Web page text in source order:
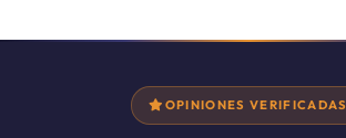
OPINIONES VERIFICADAS